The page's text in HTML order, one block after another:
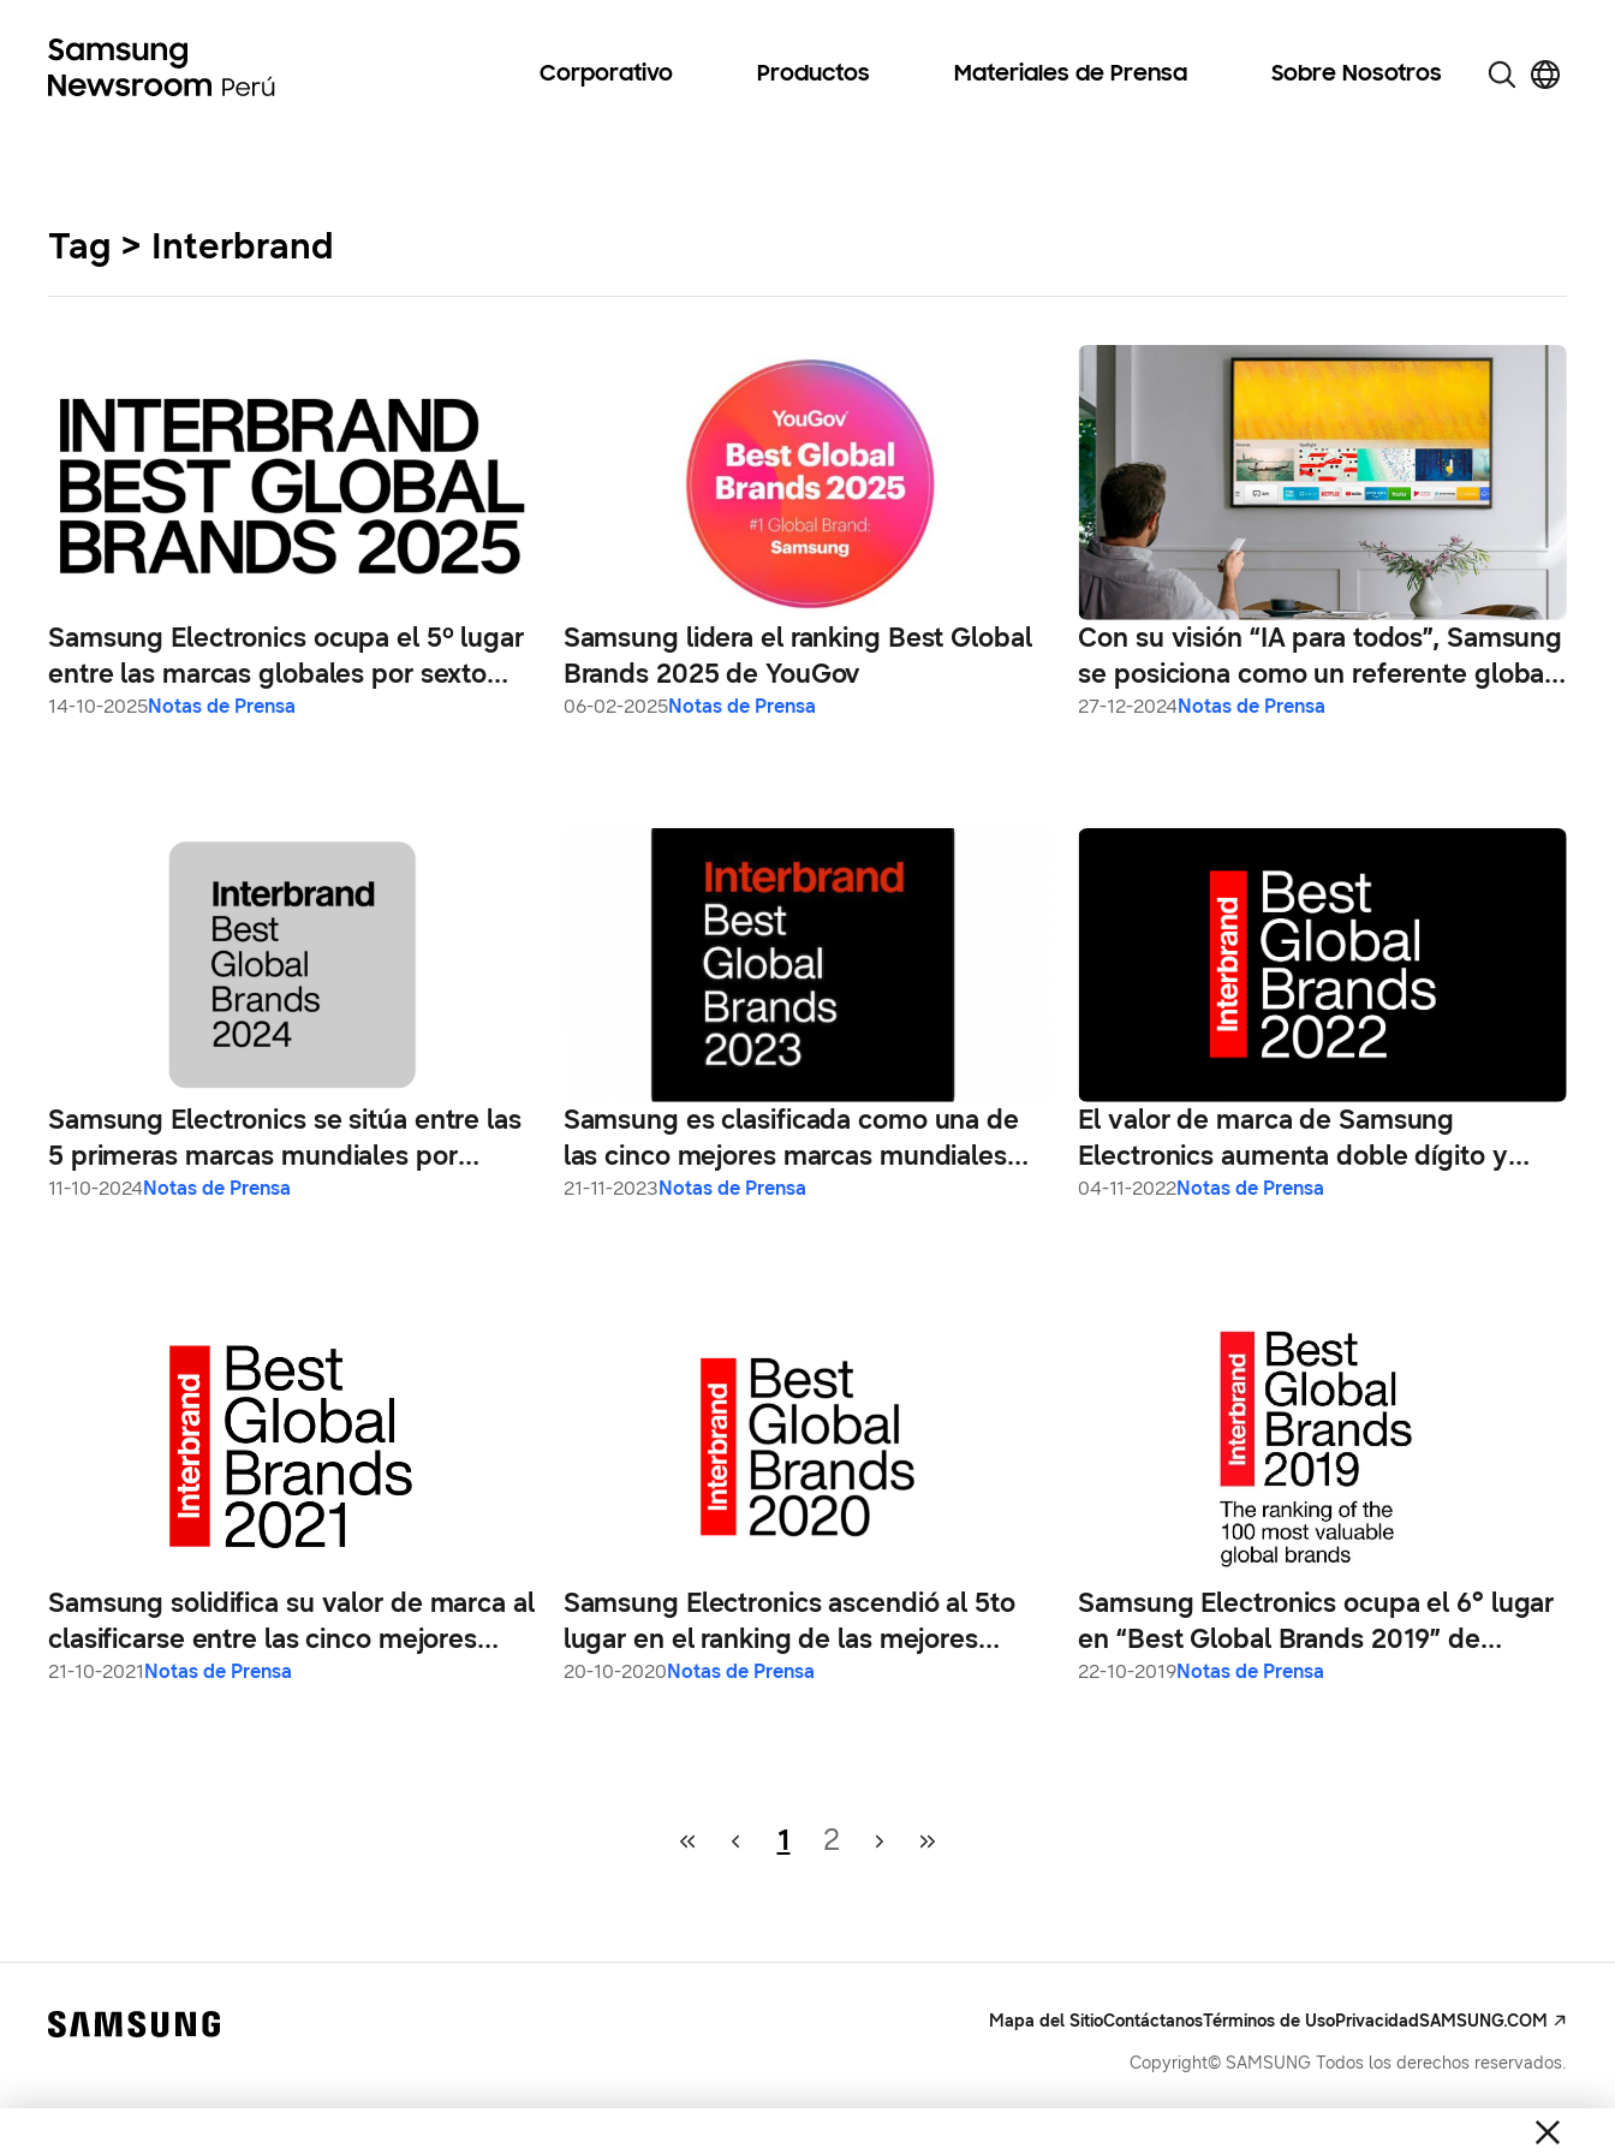
Corporativo Productos Materiales de Prensa Sobre Nosotros
Tag > Interbrand
Samsung Electronics ocupa el 5º lugar
entre las marcas globales por sexto
año consecutivo
14-10-2025Notas de Prensa
Samsung lidera el ranking Best Global
Brands 2025 de YouGov
06-02-2025Notas de Prensa
Con su visión “IA para todos”, Samsung
se posiciona como un referente global,
siendo galardonado por su innovación,
27-12-2024Notas de Prensa
Samsung Electronics se sitúa entre las
5 primeras marcas mundiales por
quinto año consecutivo, con
11-10-2024Notas de Prensa
Samsung es clasificada como una de
las cinco mejores marcas mundiales
por cuarto año consecutivo
21-11-2023Notas de Prensa
El valor de marca de Samsung
Electronics aumenta doble dígito y
ocupa un lugar en la lista de las cinco
04-11-2022Notas de Prensa
Samsung solidifica su valor de marca al
clasificarse entre las cinco mejores
marcas globales de Interbrand en 2021
21-10-2021Notas de Prensa
Samsung Electronics ascendió al 5to
lugar en el ranking de las mejores
marcas globales según Interbrand en
20-10-2020Notas de Prensa
Samsung Electronics ocupa el 6° lugar
en “Best Global Brands 2019” de
Interbrand
22-10-2019Notas de Prensa
1 2
Mapa del SitioContáctanosTérminos de UsoPrivacidadSAMSUNG.COM
Copyright© SAMSUNG Todos los derechos reservados.